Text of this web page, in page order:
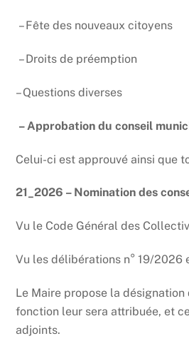
– Fête des nouveaux citoyens
– Droits de préemption
– Questions diverses
– Approbation du conseil
Celui-ci est approuvé ainsi que
21_2026 – Nomination des
Vu le Code Général des
Vu les délibérations n° 19/
Le Maire propose la
fonction leur sera attribuée, et
adjoints.